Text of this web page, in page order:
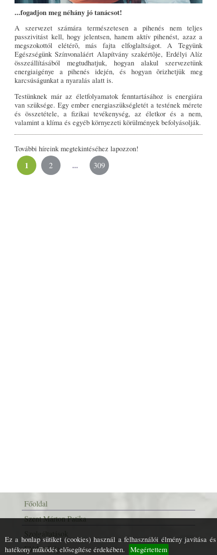
Ez a honlap sütiket (cookies) használ a felhasználói élmény javítása
hatékony működés elősegítése érdekében.
Megértettem
...fogadjon meg néhány jó tanácsot!
A szervezet számára természetesen a pihenés nem teljes
passzivitást kell, hogy jelentsen, hanem aktív pihenést, azaz a
megszokottól elétérõ, más fajta elfoglaltságot. A Tegyünk
Egészségünk Színvonaláért Alapítvány szakértõje, Erdélyi Alíz
összeállításából megtudhatjuk, hogyan alakul szervezetünk
energiaigénye a pihenés idején, és hogyan õrizhetjük meg
karcsúságunkat a nyaralás alatt is.
Testünknek már az életfolyamatok fenntartásához is energiára
van szüksége. Egy ember energiaszükségletét a testének mérete
és összetétele, a fizikai tevékenység, az életkor és a nem,
valamint a klíma és egyéb környezeti körülmények befolyásolják.
További híreink megtekintéséhez lapozzon!
1 2 ... 309
Főoldal
Szent Márton Patika
Szolgáltatások
Elérhetőség